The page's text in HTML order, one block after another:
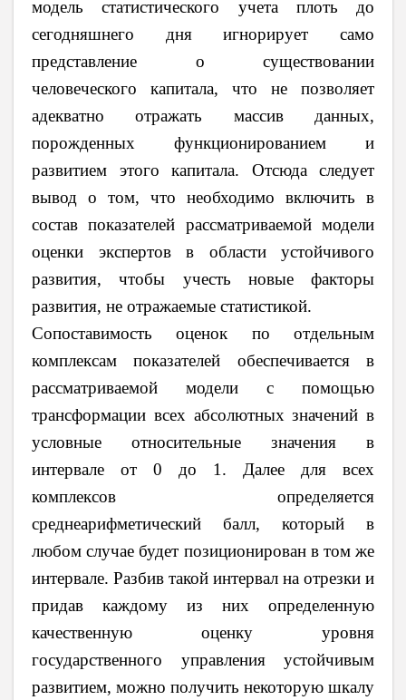
модель статистического учета плоть до
сегодняшнего дня игнорирует само
представление о существовании
человеческого капитала, что не позволяет
адекватно отражать массив данных,
порожденных функционированием и
развитием этого капитала. Отсюда следует
вывод о том, что необходимо включить в
состав показателей рассматриваемой модели
оценки экспертов в области устойчивого
развития, чтобы учесть новые факторы
развития, не отражаемые статистикой.
Сопоставимость оценок по отдельным
комплексам показателей обеспечивается в
рассматриваемой модели с помощью
трансформации всех абсолютных значений в
условные относительные значения в
интервале от 0 до 1. Далее для всех
комплексов определяется
среднеарифметический балл, который в
любом случае будет позиционирован в том же
интервале. Разбив такой интервал на отрезки и
придав каждому из них определенную
качественную оценку уровня
государственного управления устойчивым
развитием, можно получить некоторую шкалу